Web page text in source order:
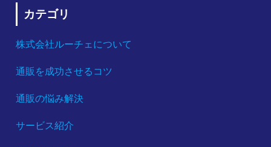
カテゴリ
株式会社ルーチェについて
通販を成功させるコツ
通販の悩み解決
サービス紹介